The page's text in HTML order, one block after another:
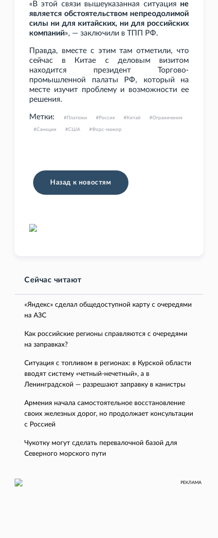
«В этой связи вышеуказанная ситуация не
является обстоятельством непреодолимой
силы ни для китайских, ни для российских
компаний», — заключили в ТПП РФ.
Правда, вместе с этим там отметили, что
сейчас в Китае с деловым визитом
находится президент Торгово-
промышленной палаты РФ, который на
месте изучит проблему и возможности ее
решения.
Метки: Платежи Россия Китай Ограничения
Санкции США Форс-мажор
Назад к новостям
Сейчас читают
«Яндекс» сделал общедоступной карту с очередями
на АЗС
Как российские регионы справляются с очередями
на заправках?
Ситуация с топливом в регионах: в Курской области
вводят систему «четный-нечетный», а в
Ленинградской — разрешают заправку в канистры
Армения начала самостоятельное восстановление
своих железных дорог, но продолжает консультации
с Россией
Чукотку могут сделать перевалочной базой для
Северного морского пути
РЕКЛАМА